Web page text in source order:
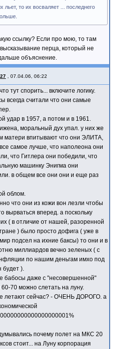
льет, то их восваляет ... последнего
ссылку? Если про мою, то там
перца, который не
объяснение.
07.04.06, 06:22
тут спорить... включите логику.
всегда считали что они самые
удар в 1957, а потом и в 1961.
моральный дух упал. у них же
матери впитывают что они ЭЛИТА,
самое лучше, что наполеона они
что Гитлера они победили, что
машинку Энигма они
в общем все они они и еще раз
облом.
что они из кожи вон лезли чтобы
вырваться вперед. а поскольку
( в отличие от нашей, разоренной
) было просто дофига ( уже в
подсел на ихние баксы) то они и в
миллиардов вечно зеленых ( с
по нашим деньгам имхо под
будет ).
бабосы даже с "несовершенной"
60-70 можно слетать на луну.
летают сейчас? - ОЧЕНЬ ДОРОГО. а
почему полет на МКС 20
стоит... на Луну корпорация